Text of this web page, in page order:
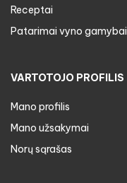
Receptai
Patarimai vyno gamybai
VARTOTOJO PROFILIS
Mano profilis
Mano užsakymai
Norų sąrašas